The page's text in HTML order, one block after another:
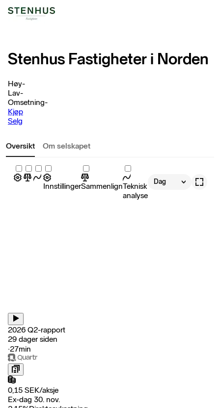
Stenhus Fastigheter i Norden
Høy-
Lav-
Omsetning-
Kjøp
Selg
Oversikt Om selskapet
InnstillingerSammenlignTeknisk
analyse
Dag
2026 Q2-rapport
29 dager siden
‧27min
0,15 SEK/aksje
Ex-dag 30. nov.